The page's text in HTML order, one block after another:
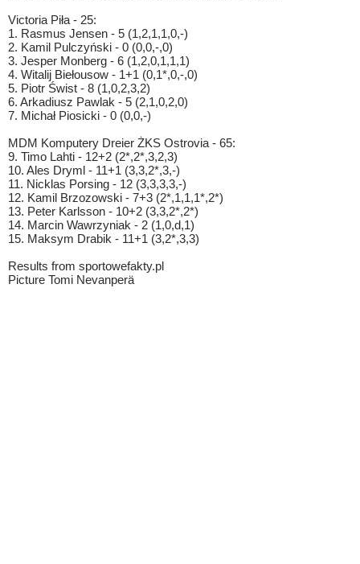
Victoria Piła - 25:
1. Rasmus Jensen - 5 (1,2,1,1,0,-)
2. Kamil Pulczyński - 0 (0,0,-,0)
3. Jesper Monberg - 6 (1,2,0,1,1,1)
4. Witalij Biełousow - 1+1 (0,1*,0,-,0)
5. Piotr Świst - 8 (1,0,2,3,2)
6. Arkadiusz Pawlak - 5 (2,1,0,2,0)
7. Michał Piosicki - 0 (0,0,-)
MDM Komputery Dreier ŻKS Ostrovia - 65:
9. Timo Lahti - 12+2 (2*,2*,3,2,3)
10. Ales Dryml - 11+1 (3,3,2*,3,-)
11. Nicklas Porsing - 12 (3,3,3,3,-)
12. Kamil Brzozowski - 7+3 (2*,1,1,1*,2*)
13. Peter Karlsson - 10+2 (3,3,2*,2*)
14. Marcin Wawrzyniak - 2 (1,0,d,1)
15. Maksym Drabik - 11+1 (3,2*,3,3)
Results from sportowefakty.pl
Picture Tomi Nevanperä